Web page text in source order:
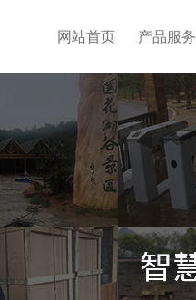
网站首页 产品服务